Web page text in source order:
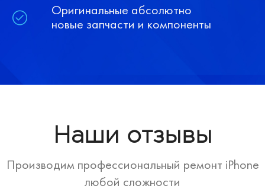
Оригинальные абсолютно
новые запчасти и компоненты
Наши отзывы
Производим профессиональный ремонт iPhone
любой сложности